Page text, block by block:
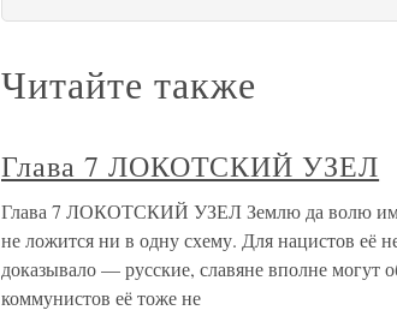
Читайте также
Глава 7 ЛОКОТСКИЙ УЗЕЛ
Глава 7 ЛОКОТСКИЙ УЗЕЛ Землю да волю им
не ложится ни в одну схему. Для нацистов её
доказывало — русские, славяне вполне могут
коммунистов её тоже не